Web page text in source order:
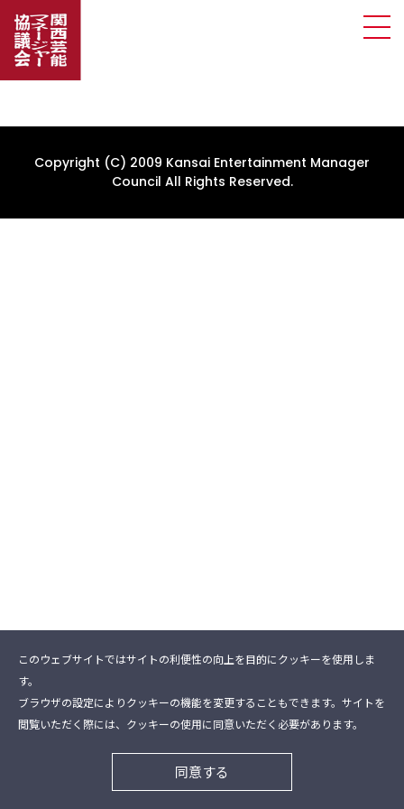
Copyright (C) 2009 Kansai Entertainment Manager
Council All Rights Reserved.
このウェブサイトではサイトの利便性の向上を目的にクッキーを使用しま
す。
ブラウザの設定によりクッキーの機能を変更することもできます。サイトを
閲覧いただく際には、クッキーの使用に同意いただく必要があります。
同意する